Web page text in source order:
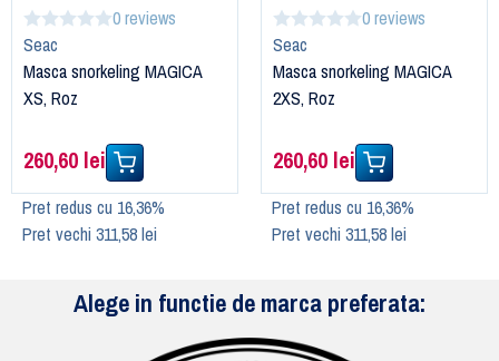
0 reviews
Seac
Masca snorkeling MAGICA
XS, Roz
260,60 lei
Pret redus cu 16,36%
Pret vechi 311,58 lei
0 reviews
Seac
Masca snorkeling MAGICA
2XS, Roz
260,60 lei
Pret redus cu 16,36%
Pret vechi 311,58 lei
Alege in functie de marca preferata: